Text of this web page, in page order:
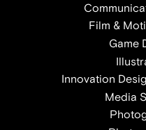
Film &
Game
Innovation
Media